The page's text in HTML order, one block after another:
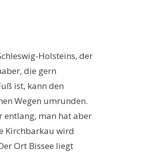
Holsteins, der
die gern
ist, kann den
Wegen umrunden.
man hat aber
Kirchbarkau wird
Ort Bissee liegt